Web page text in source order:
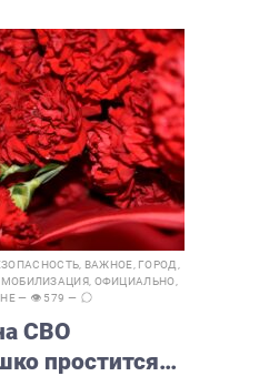
ВАЖНОЕ ГОРОД
МОБИЛИЗАЦИЯ, ОФИЦИАЛЬНО
— 👁 579 —
СВО
простится